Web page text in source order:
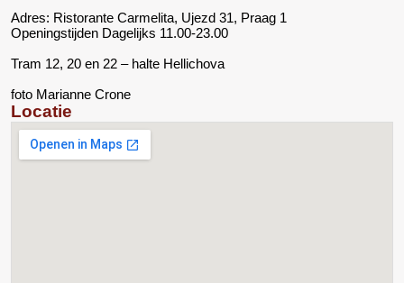
Adres: Ristorante Carmelita, Ujezd 31, Praag 1
Openingstijden Dagelijks 11.00-23.00
Tram 12, 20 en 22 – halte Hellichova
foto Marianne Crone
Locatie